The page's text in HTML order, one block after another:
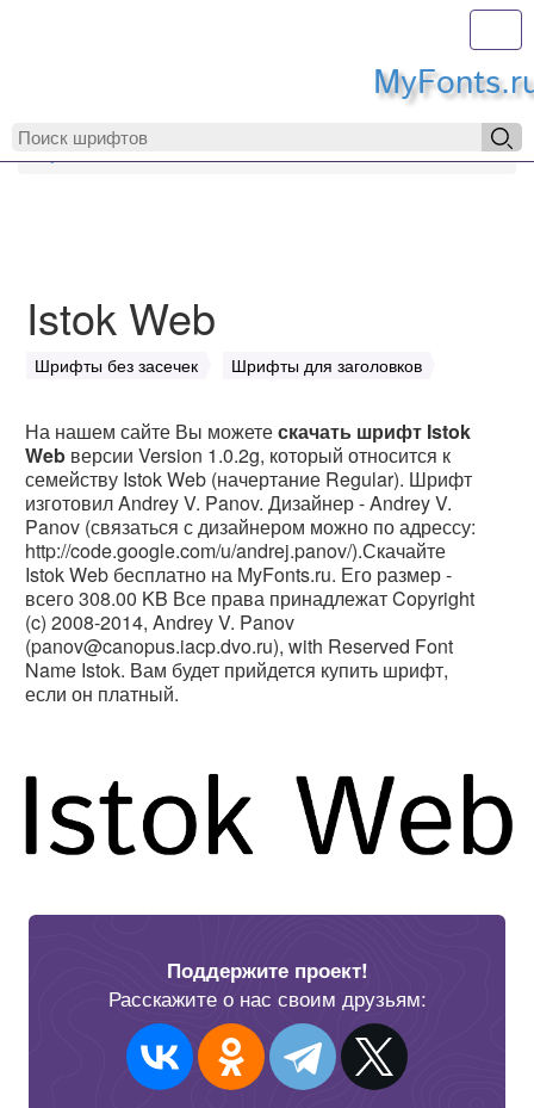
MyFonts.ru
Istok Web
Шрифты без засечек Шрифты для заголовков
На нашем сайте Вы можетескачать шрифт Istok
Web версии Version 1.0.2g, который относится к
семейству Istok Web (начертание Regular). Шрифт
изготовил Andrey V. Panov. Дизайнер - Andrey V.
Panov (связаться с дизайнером можно по адрессу:
http://code.google.com/u/andrej.panov/).Скачайте
Istok Web бесплатно на MyFonts.ru. Его размер -
всего 308.00 KB Все права принадлежат Copyright
(c) 2008-2014, Andrey V. Panov
(panov@canopus.iacp.dvo.ru), with Reserved Font
Name Istok. Вам будет прийдется купить шрифт,
если он платный.
Поддержите проект!
Расскажите о нас своим друзьям: